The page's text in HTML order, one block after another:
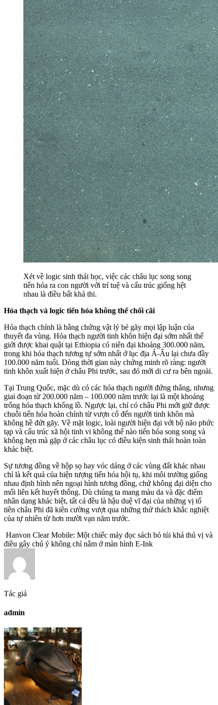
Xét về logic sinh thái học, việc các châu lục song song
tiến hóa ra con người với trí tuệ và cấu trúc giống hệt
nhau là điều bất khả thi.
Hóa thạch và logic tiến hóa không thể chối cãi
Hóa thạch chính là bằng chứng vật lý bẻ gãy mọi lập luận của
thuyết đa vùng. Hóa thạch người tinh khôn hiện đại sớm nhất thế
giới được khai quật tại Ethiopia có niên đại khoảng 300.000 năm,
trong khi hóa thạch tương tự sớm nhất ở lục địa Á-Âu lại chưa đầy
100.000 năm tuổi. Dòng thời gian này chứng minh rõ ràng: người
tinh khôn xuất hiện ở châu Phi trước, sau đó mới di cư ra bên ngoài.
Tại Trung Quốc, mặc dù có các hóa thạch người đứng thẳng, nhưng
giai đoạn từ 200.000 năm – 100.000 năm trước lại là một khoảng
trống hóa thạch khổng lồ. Ngược lại, chỉ có châu Phi mới giữ được
chuỗi tiến hóa hoàn chỉnh từ vượn cổ đến người tinh khôn mà
không hề đứt gãy. Về mặt logic, loài người hiện đại với bộ não phức
tạp và cấu trúc xã hội tinh vi không thể nào tiến hóa song song và
không hẹn mà gặp ở các châu lục có điều kiện sinh thái hoàn toàn
khác biệt.
Sự tương đồng về hộp sọ hay vóc dáng ở các vùng đất khác nhau
chỉ là kết quả của hiện tượng tiến hóa hội tụ, khi môi trường giống
nhau định hình nên ngoại hình tương đồng, chứ không đại diện cho
mối liên kết huyết thống. Dù chúng ta mang màu da và đặc điểm
nhân dạng khác biệt, tất cả đều là hậu duệ vĩ đại của những vị tổ
tiên châu Phi đã kiên cường vượt qua những thử thách khắc nghiệt
của tự nhiên từ hơn mười vạn năm trước.
Hanvon Clear Mobile: Một chiếc máy đọc sách bỏ túi khá thú vị và
điều gây chú ý không chỉ nằm ở màn hình E-Ink
Tác giả
admin